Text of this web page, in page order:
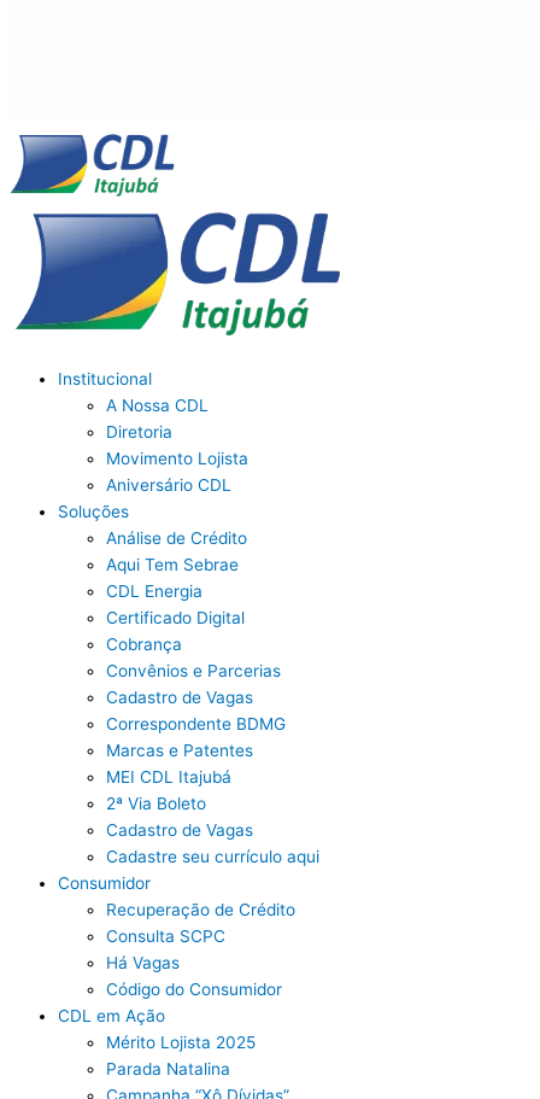
Institucional
A Nossa CDL
Diretoria
Movimento Lojista
Aniversário CDL
Soluções
Análise de Crédito
Aqui Tem Sebrae
CDL Energia
Certificado Digital
Cobrança
Convênios e Parcerias
Cadastro de Vagas
Correspondente BDMG
Marcas e Patentes
MEI CDL Itajubá
2ª Via Boleto
Cadastro de Vagas
Cadastre seu currículo aqui
Consumidor
Recuperação de Crédito
Consulta SCPC
Há Vagas
Código do Consumidor
CDL em Ação
Mérito Lojista 2025
Parada Natalina
Campanha “Xô Dívidas”